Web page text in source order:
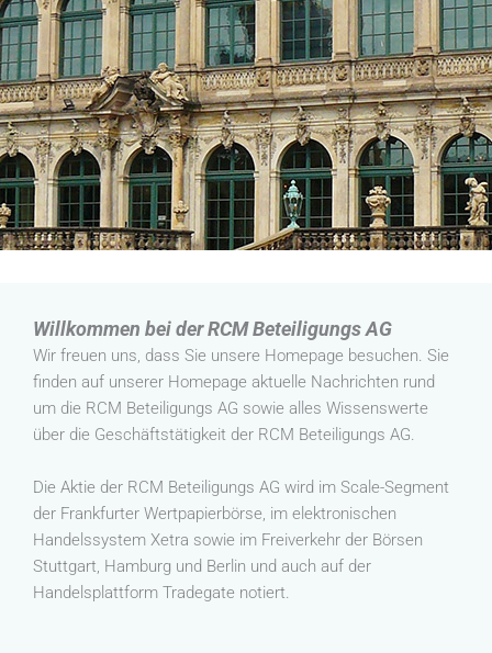
Willkommen bei der RCM Beteiligungs AG
Wir freuen uns, dass Sie unsere Homepage besuchen. Sie
finden auf unserer Homepage aktuelle Nachrichten rund
um die RCM Beteiligungs AG sowie alles Wissenswerte
über die Geschäftstätigkeit der RCM Beteiligungs AG.
Die Aktie der RCM Beteiligungs AG wird im Scale-Segment
der Frankfurter Wertpapierbörse, im elektronischen
Handelssystem Xetra sowie im Freiverkehr der Börsen
Stuttgart, Hamburg und Berlin und auch auf der
Handelsplattform Tradegate notiert.